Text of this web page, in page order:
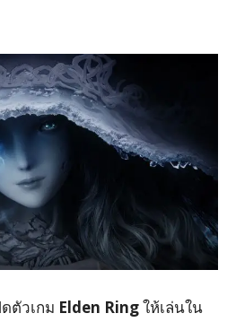
ตัวเกม Elden Ringให้เล่นใน